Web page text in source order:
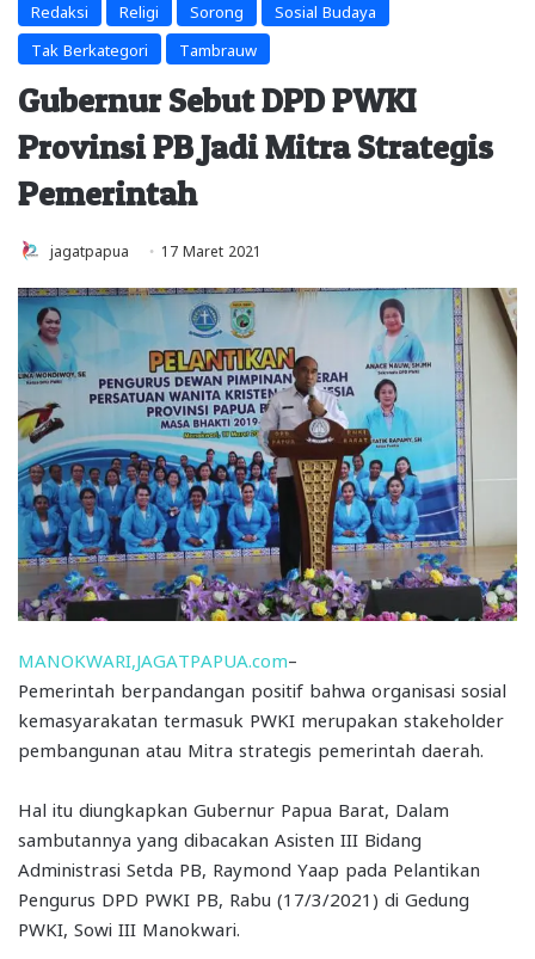
Redaksi Religi Sorong Sosial Budaya
Tak Berkategori Tambrauw
Gubernur Sebut DPD PWKI
Provinsi PB Jadi Mitra Strategis
Pemerintah
jagatpapua 17 Maret 2021
MANOKWARI,JAGATPAPUA.com–
Pemerintah berpandangan positif bahwa organisasi sosial
kemasyarakatan termasuk PWKI merupakan stakeholder
pembangunan atau Mitra strategis pemerintah daerah.
Hal itu diungkapkan Gubernur Papua Barat, Dalam
sambutannya yang dibacakan Asisten III Bidang
Administrasi Setda PB, Raymond Yaap pada Pelantikan
Pengurus DPD PWKI PB, Rabu (17/3/2021) di Gedung
PWKI, Sowi III Manokwari.